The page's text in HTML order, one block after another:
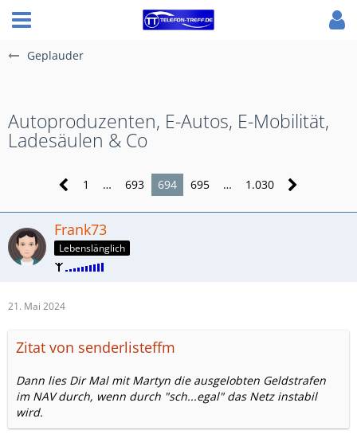
Geplauder
Autoproduzenten, E-Autos, E-Mobilität,
Ladesäulen & Co
1 … 693 694 695 … 1.030
Frank73
Lebenslänglich
21. Mai 2024
Zitat von senderlisteffm
Dann lies Dir Mal mit Martyn die ausgelobten Geldstrafen
im NAV durch, wenn durch "sch...egal" das Netz instabil
wird.